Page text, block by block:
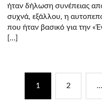
ήταν δήλωση συνέπειας
συχνά, εξάλλου, η
που ήταν βασικό για την
[…]
Posts
navigation
1 2 …